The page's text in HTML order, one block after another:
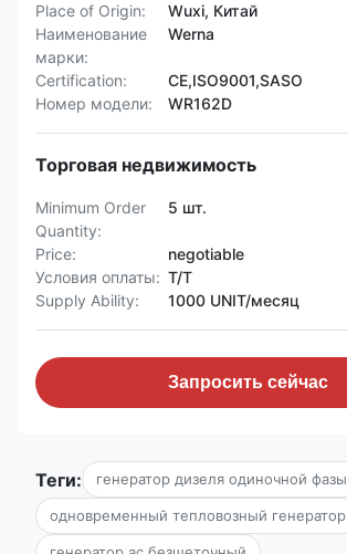
Place of Origin:
Wuxi, Китай
Наименование
марки:
Werna
Certification:
CE,ISO9001,SASO
Номер модели:
WR162D
Торговая недвижимость
Minimum Order
Quantity:
5 шт.
Price:
negotiable
Условия оплаты: Т/Т
Supply Ability:
1000 UNIT/месяц
Запросить сейчас
Теги: генератор дизеля одиночной фазы
одновременный тепловозный генератор